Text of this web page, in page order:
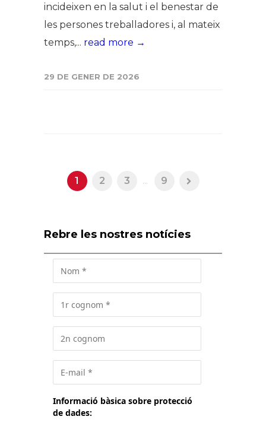
incideixen en la salut i el benestar de
les persones treballadores i, al mateix
temps,... read more →
29 DE GENER DE 2026
1 2 3 ... 9
Rebre les nostres notícies
Informació bàsica sobre protecció
de dades: